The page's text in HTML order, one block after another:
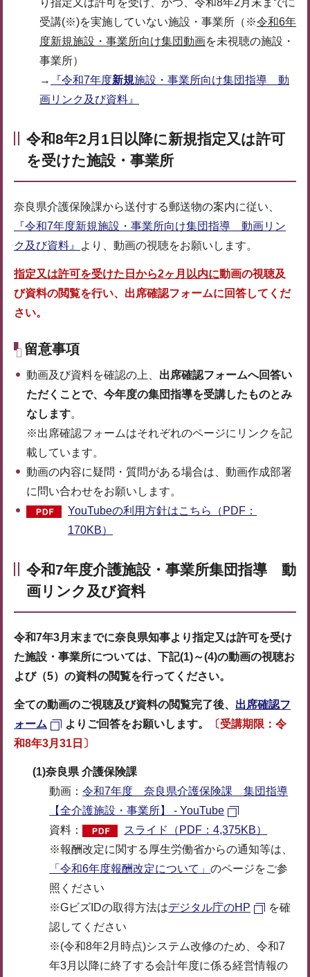
り指定又は許可を受け、かつ、令和8年2月末までに
受講(※)を実施していない施設・事業所（※令和6年
度新規施設・事業所向け集団動画を未視聴の施設・
事業所）
→
『令和7年度新規施設・事業所向け集団指導 動
画リンク及び資料』
令和8年2月1日以降に新規指定又は許可
を受けた施設・事業所
奈良県介護保険課から送付する郵送物の案内に従い、
『令和7年度新規施設・事業所向け集団指導 動画リン
ク及び資料』
より、動画の視聴をお願いします。
指定又は許可を受けた日から2ヶ月以内に動画の視聴及
び資料の閲覧を行い、出席確認フォームに回答してくだ
さい。
留意事項
動画及び資料を確認の上、 出席確認フォームへ回答い
ただくことで、今年度の集団指導を受講したものとみ
なします。
※出席確認フォームはそれぞれのページにリンクを記
載しています。
動画の内容に疑問・質問がある場合は、動画作成部署
に問い合わせをお願いします。
YouTubeの利用方針はこちら（PDF：
170KB）
令和7年度介護施設・事業所集団指導 動
画リンク及び資料
令和7年3月末までに奈良県知事より指定又は許可を受け
た施設・事業所については、下記(1)～(4)の動画の視聴お
よび（5）の資料の閲覧を行ってください。
全ての動画のご視聴及び資料の閲覧完了後、 出席確認フ
ォーム
よりご回答をお願いします。
〔受講期限：令
和8年3月31日〕
(1)奈良県 介護保険課
動画：令和7年度 奈良県介護保険課 集団指導
【全介護施設・事業所】 - YouTube
資料：
スライド（PDF：4,375KB）
※報酬改定に関する厚生労働省からの通知等は、
「令和6年度報酬改定について」のページをご参
照ください
※GビズIDの取得方法はデジタル庁のHP
を確
認してください
※(令和8年2月時点)システム改修のため、令和7
年3月以降に終了する会計年度に係る経営情報の